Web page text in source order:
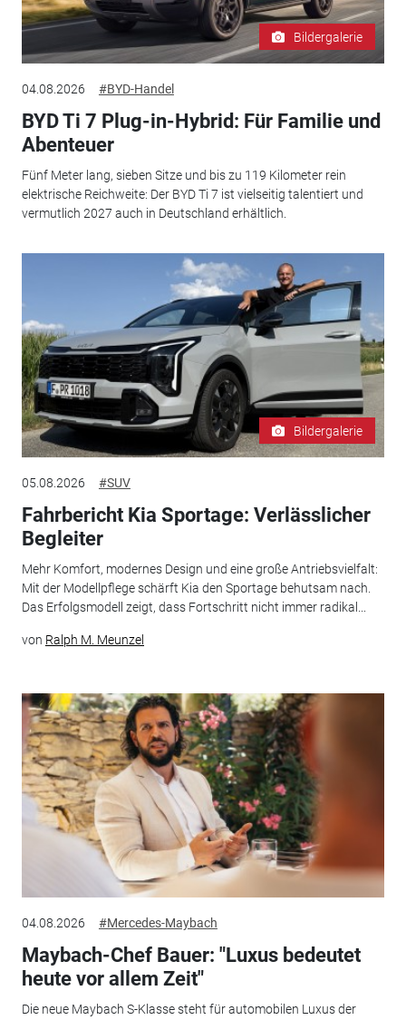
Bildergalerie
04.08.2026 #BYD-Handel
BYD Ti 7 Plug-in-Hybrid: Für Familie und
Abenteuer
Fünf Meter lang, sieben Sitze und bis zu 119 Kilometer rein
elektrische Reichweite: Der BYD Ti 7 ist vielseitig talentiert und
vermutlich 2027 auch in Deutschland erhältlich.
Bildergalerie
05.08.2026 #SUV
Fahrbericht Kia Sportage: Verlässlicher
Begleiter
Mehr Komfort, modernes Design und eine große Antriebsvielfalt:
Mit der Modellpflege schärft Kia den Sportage behutsam nach.
Das Erfolgsmodell zeigt, dass Fortschritt nicht immer radikal...
von Ralph M. Meunzel
04.08.2026 #Mercedes-Maybach
Maybach-Chef Bauer: "Luxus bedeutet
heute vor allem Zeit"
Die neue Maybach S-Klasse steht für automobilen Luxus der